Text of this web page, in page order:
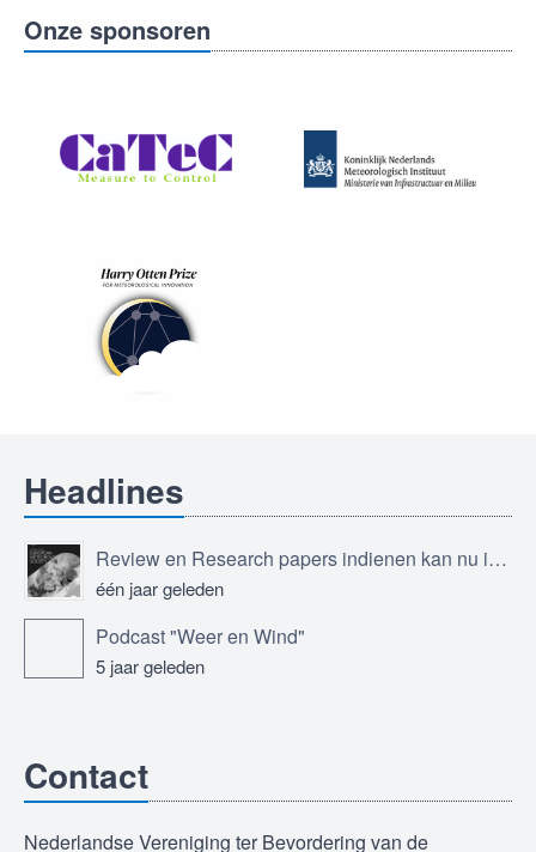
Onze sponsoren
Headlines
Review en Research papers indienen kan nu in Journal of the European Meteorological Society
één jaar geleden
Podcast "Weer en Wind"
5 jaar geleden
Contact
Nederlandse Vereniging ter Bevordering van de